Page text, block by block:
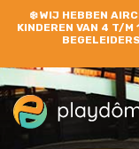
❄️WIJ HEBBEN
KINDEREN VAN 4 T/M